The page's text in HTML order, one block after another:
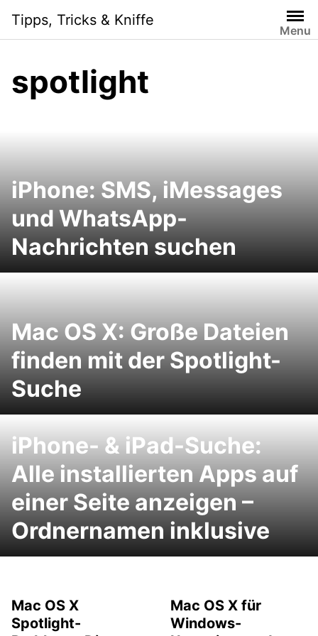
content
Tipps, Tricks & Kniffe
Menu
spotlight
iPhone: SMS, iMessages
und WhatsApp-
Nachrichten suchen
Mac OS X: Große Dateien
finden mit der Spotlight-
Suche
iPhone- & iPad-Suche:
Alle installierten Apps auf
einer Seite anzeigen –
Ordnernamen inklusive
Mac OS X
Spotlight-
Mac OS X für
Windows-